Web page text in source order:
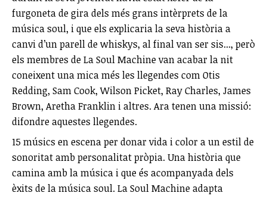
furgoneta de gira dels més grans intèrprets de la
música soul, i que els explicaria la seva història a
canvi d’un parell de whiskys, al final van ser sis..., però
els membres de La Soul Machine van acabar la nit
coneixent una mica més les llegendes com Otis
Redding, Sam Cook, Wilson Picket, Ray Charles, James
Brown, Aretha Franklin i altres. Ara tenen una missió:
difondre aquestes llegendes.
15 músics en escena per donar vida i color a un estil de
sonoritat amb personalitat pròpia. Una història que
camina amb la música i que és acompanyada dels
èxits de la música soul. La Soul Machine adapta